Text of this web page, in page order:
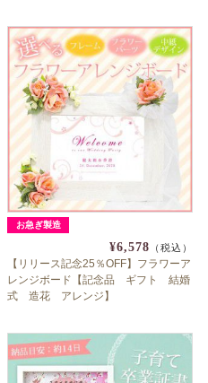
お急ぎ製造
¥6,578 （税込）
【リリース記念25％OFF】フラワーア
レンジボード【記念品 ギフト 結婚
式 造花 アレンジ】